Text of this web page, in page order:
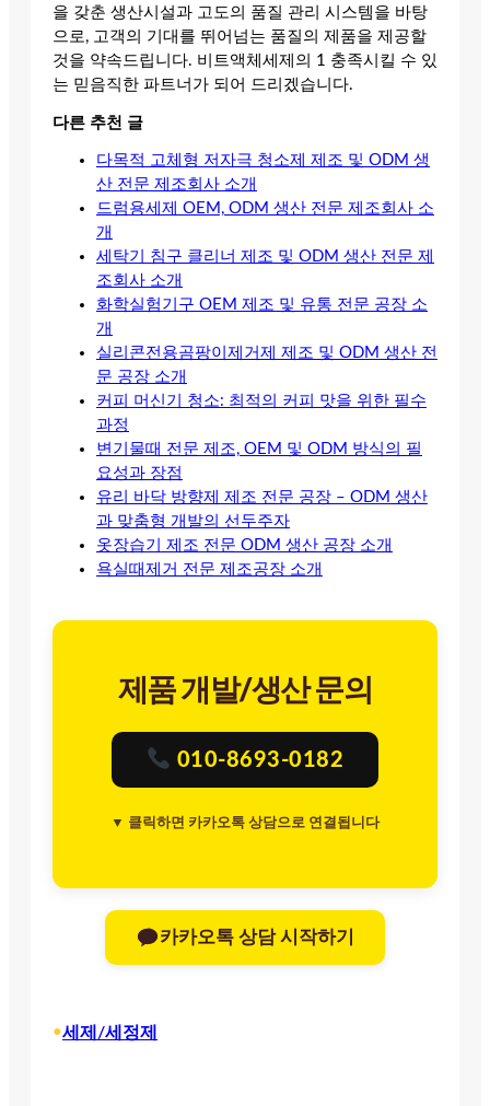
을 갖춘 생산시설과 고도의 품질 관리 시스템을 바탕
으로, 고객의 기대를 뛰어넘는 품질의 제품을 제공할
것을 약속드립니다. 비트액체세제의 1 충족시킬 수 있
는 믿음직한 파트너가 되어 드리겠습니다.
다른 추천 글
다목적 고체형 저자극 청소제 제조 및 ODM 생
산 전문 제조회사 소개
드럼용세제 OEM, ODM 생산 전문 제조회사 소
개
세탁기 침구 클리너 제조 및 ODM 생산 전문 제
조회사 소개
화학실험기구 OEM 제조 및 유통 전문 공장 소
개
실리콘전용곰팡이제거제 제조 및 ODM 생산 전
문 공장 소개
커피 머신기 청소: 최적의 커피 맛을 위한 필수
과정
변기물때 전문 제조, OEM 및 ODM 방식의 필
요성과 장점
유리 바닥 방향제 제조 전문 공장 – ODM 생산
과 맞춤형 개발의 선두주자
옷장습기 제조 전문 ODM 생산 공장 소개
욕실때제거 전문 제조공장 소개
제품 개발/생산 문의
010-8693-0182
▼ 클릭하면 카카오톡 상담으로 연결됩니다
카카오톡 상담 시작하기
•세제/세정제